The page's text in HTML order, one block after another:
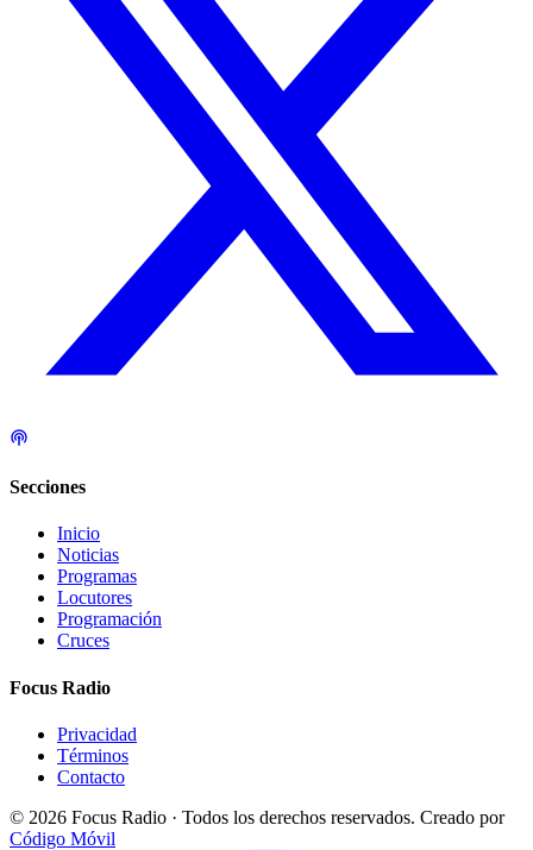
Secciones
Inicio
Noticias
Programas
Locutores
Programación
Cruces
Focus Radio
Privacidad
Términos
Contacto
© 2026 Focus Radio · Todos los derechos reservados. Creado por
Código Móvil